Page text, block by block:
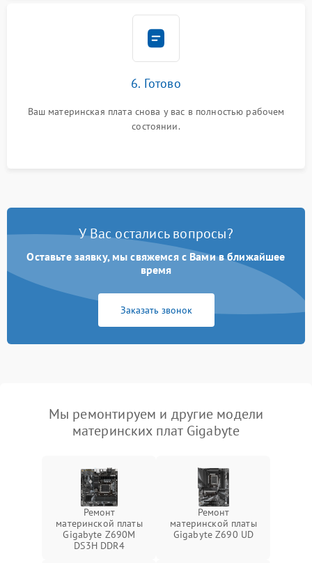
6. Готово
Ваш материнская плата снова у вас в полностью рабочем
состоянии.
У Вас остались вопросы?
Оставьте заявку, мы свяжемся с Вами в ближайшее
время
Заказать звонок
Мы ремонтируем и другие модели
материнских плат Gigabyte
Ремонт
материнской платы
Gigabyte Z690M
DS3H DDR4
Ремонт
материнской платы
Gigabyte Z690 UD